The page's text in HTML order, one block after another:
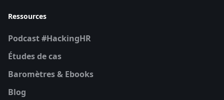
Ressources
Podcast #HackingHR
Études de cas
Baromètres & Ebooks
Blog